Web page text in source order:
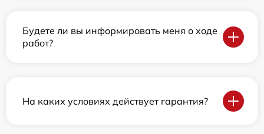
Будете ли вы информировать меня о ходе
работ?
На каких условиях действует гарантия?